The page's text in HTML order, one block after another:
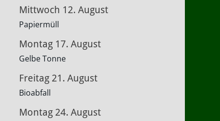
Mittwoch 12. August
Papiermüll
Montag 17. August
Gelbe Tonne
Freitag 21. August
Bioabfall
Montag 24. August